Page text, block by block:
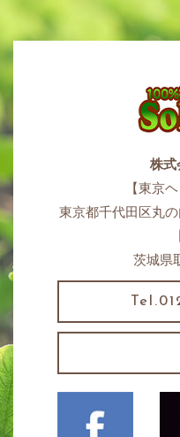
株式
【東京
東京都千代田区丸
茨城県